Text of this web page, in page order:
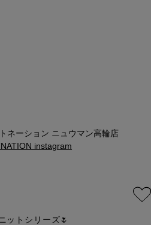
ネーション ニュウマン高輪店
instagram
ットシリーズ🌷